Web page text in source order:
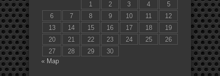
1
2 3 4
5
6
7 8 9 10 11
12
13
14 15 16 17 18
19
20
21 22 23 24 25
26
27
28 29
30
« Мар